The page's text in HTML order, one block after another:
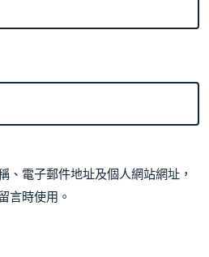
、電子郵件地址及個人網站網址，
言時使用。